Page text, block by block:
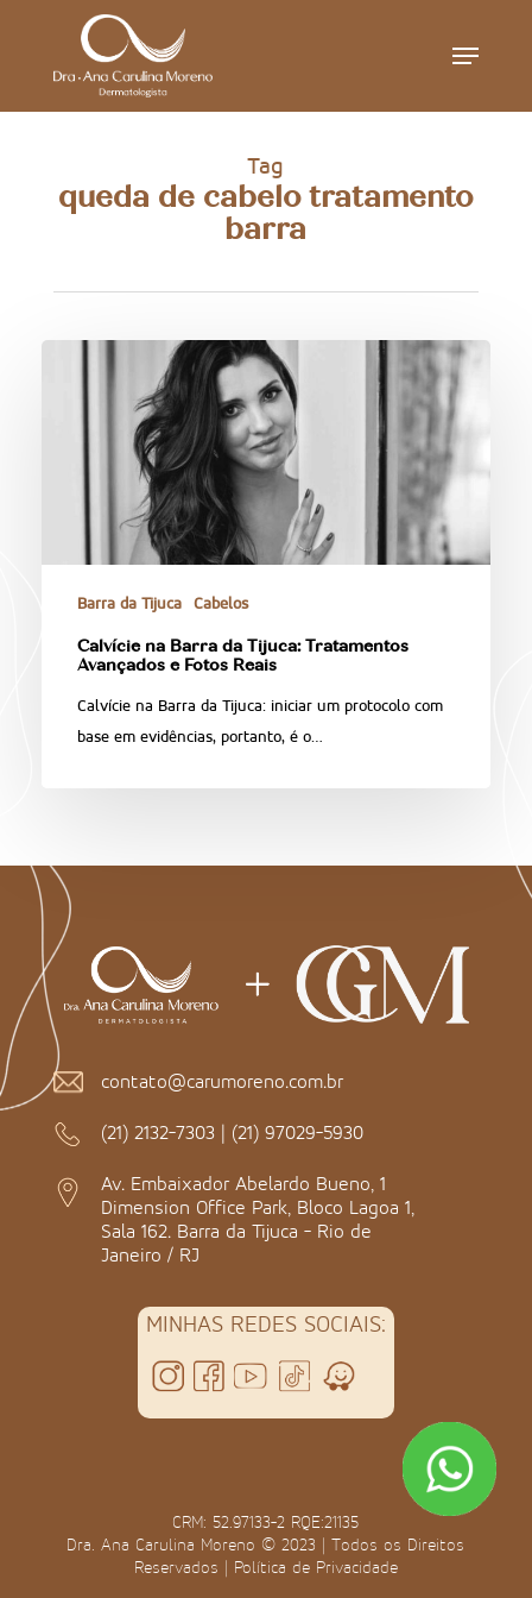
Menu
Tag
queda de cabelo tratamento
barra
Barra da Tijuca Cabelos
Calvície na Barra da Tijuca: Tratamentos
Avançados e Fotos Reais
Calvície na Barra da Tijuca: iniciar um protocolo com
base em evidências, portanto, é o…
contato@carumoreno.com.br
(21) 2132-7303 | (21) 97029-5930
Av. Embaixador Abelardo Bueno, 1
Dimension Office Park, Bloco Lagoa 1,
Sala 162. Barra da Tijuca - Rio de
Janeiro / RJ
MINHAS REDES SOCIAIS:
CRM: 52.97133-2 RQE:21135
Dra. Ana Carulina Moreno © 2023 | Todos os Direitos
Reservados | Política de Privacidade